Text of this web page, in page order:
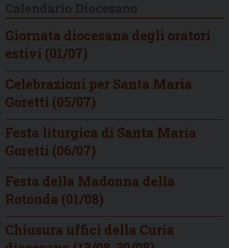
Giornata diocesana degli oratori
estivi (01/07)
Celebrazioni per Santa Maria
Goretti (05/07)
Festa liturgica di Santa Maria
Goretti (06/07)
Festa della Madonna della
Rotonda (01/08)
Chiusura uffici della Curia